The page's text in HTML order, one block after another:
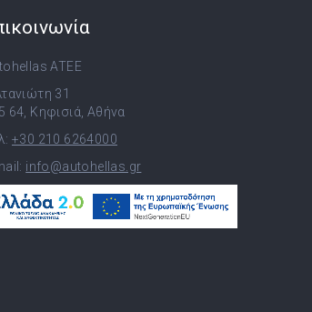
ATEE
31
64, Κηφισιά, Αθήνα
+30 210 6264000
info@autohellas.gr